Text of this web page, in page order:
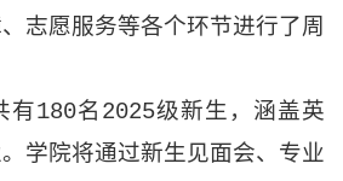
志愿服务等各个环节进行了周
180名2025级新生，涵盖英
学院将通过新生见面会、专业